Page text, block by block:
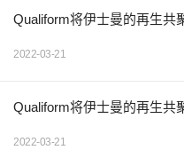
Qualiform将伊士曼的再生共
2022-03-21
Qualiform将伊士曼的再生共
2022-03-21